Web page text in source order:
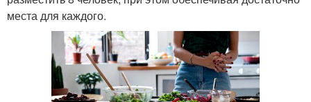
места для каждого.